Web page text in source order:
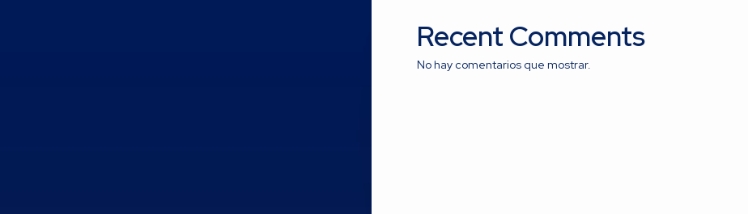
Recent Comments
No hay comentarios que mostrar.